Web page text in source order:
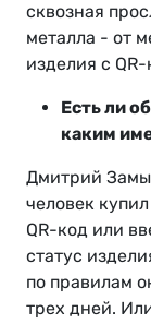
сквозная
металла - от
изделия с
Есть ли
каким
Дмитрий
человек
QR-код или
статус
по правилам
трех дней.